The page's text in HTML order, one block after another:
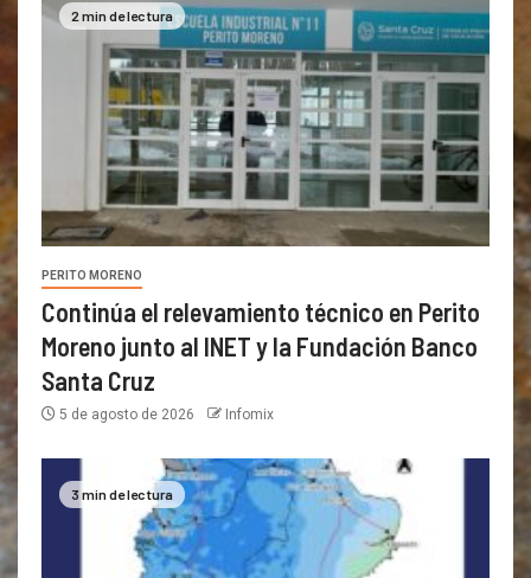
2 min de lectura
PERITO MORENO
Continúa el relevamiento técnico en Perito
Moreno junto al INET y la Fundación Banco
Santa Cruz
5 de agosto de 2026 Infomix
3 min de lectura